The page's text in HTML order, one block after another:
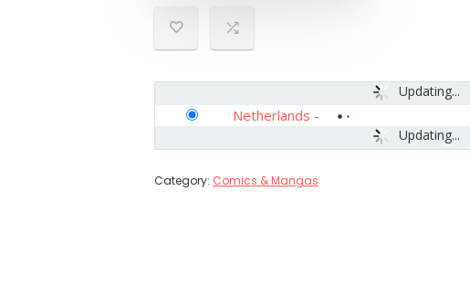
Updating...
Updating...
Netherlands -
Category: Comics & Mangas